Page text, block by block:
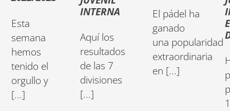
Esta
semana
hemos
tenido el
orgullo y
[...]
INTERNA
Aquí los
resultados
de las 7
divisiones
[...]
El pádel ha
ganado
una popularidad
extraordinaria
en [...]